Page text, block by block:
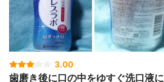
3.00
歯磨き後に口の中をゆすぐ洗口液